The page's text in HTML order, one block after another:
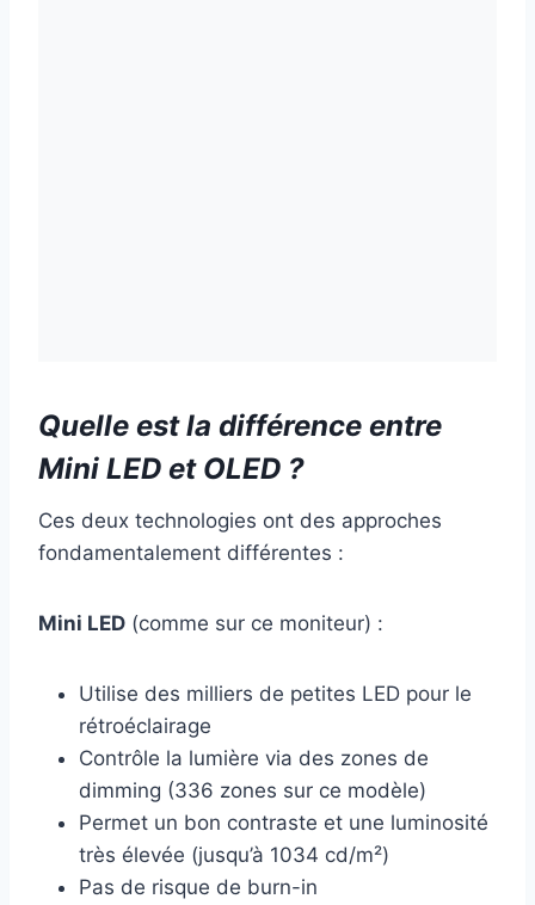
Quelle est la différence entre
Mini LED et OLED ?
Ces deux technologies ont des approches
fondamentalement différentes :
Mini LED (comme sur ce moniteur) :
Utilise des milliers de petites LED pour le
rétroéclairage
Contrôle la lumière via des zones de
dimming (336 zones sur ce modèle)
Permet un bon contraste et une luminosité
très élevée (jusqu’à 1034 cd/m²)
Pas de risque de burn-in